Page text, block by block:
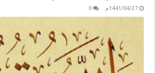
1441/04/27م 0